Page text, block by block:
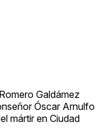
Galdámez
Óscar Arnulfo
mártir en Ciudad